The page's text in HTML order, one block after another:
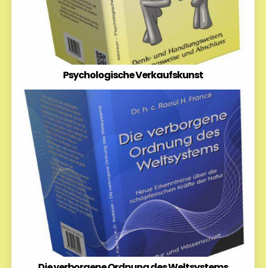
Psychologische Verkaufskunst